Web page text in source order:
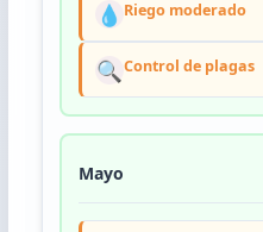
💧 Riego moderado
🔍 Control de plagas
Mayo